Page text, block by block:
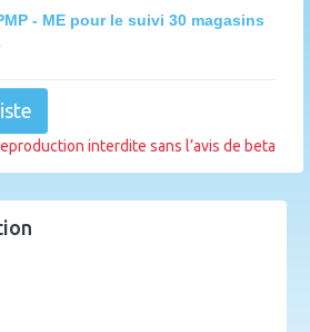
- ME pour le suivi 30 magasins
interdite sans l’avis de beta